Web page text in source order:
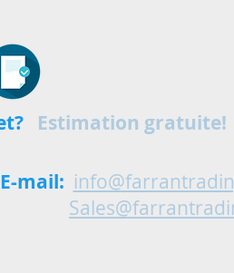
Estimation gratuite!
E-mail: